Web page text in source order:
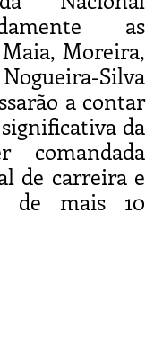
as
Moreira,
Silva
a contar
da
comandada
de carreira e
de mais 10